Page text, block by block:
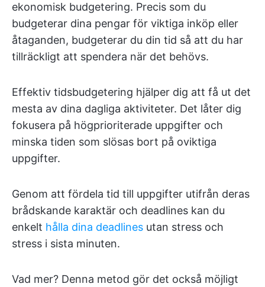
ekonomisk budgetering. Precis som du
budgeterar dina pengar för viktiga inköp eller
åtaganden, budgeterar du din tid så att du har
tillräckligt att spendera när det behövs.
Effektiv tidsbudgetering hjälper dig att få ut det
mesta av dina dagliga aktiviteter. Det låter dig
fokusera på högprioriterade uppgifter och
minska tiden som slösas bort på oviktiga
uppgifter.
Genom att fördela tid till uppgifter utifrån deras
brådskande karaktär och deadlines kan du
enkelt hålla dina deadlines utan stress och
stress i sista minuten.
Vad mer? Denna metod gör det också möjligt